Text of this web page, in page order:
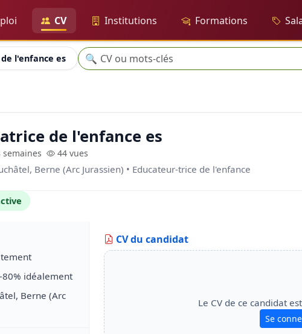
CV Institutions Formations
l'enfance es Recherche
🔍
de l'enfance es
semaines 44 vues
Berne (Arc Jurassien) • Educateur-trice de l'enfance
80% idéalement
Berne (Arc
CV du candidat
Le CV de ce candidat
Se